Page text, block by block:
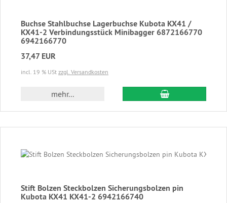
Buchse Stahlbuchse Lagerbuchse Kubota KX41 /
KX41-2 Verbindungsstück Minibagger 6872166770
6942166770
37,47 EUR
incl. 19 % USt zzgl. Versandkosten
mehr... In den
Stift Bolzen Steckbolzen Sicherungsbolzen pin
Kubota KX41 KX41-2 6942166740